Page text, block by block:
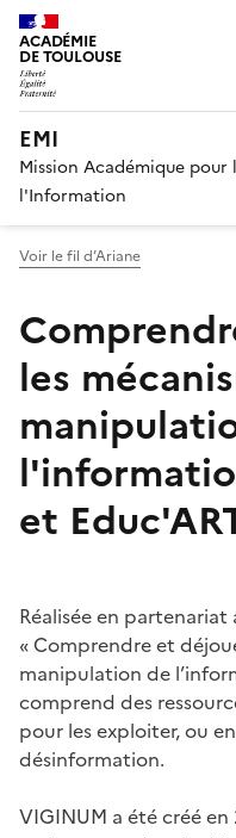
ACADÉMIE
DE TOULOUSE
EMI
Mission Académique
l'Information
Voir le fil d’Ariane
les
et
Réalisée en
« Comprendre et
manipulation de
comprend des
pour les exploiter, ou
désinformation.
VIGINUM a été créé